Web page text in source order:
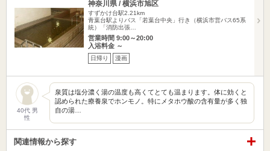
神奈川県 / 横浜市旭区
すずかけ台駅2.21km
青葉台駅よりバス「若葉台中央」行き（横浜市営バス65系
統）「消防出張…
営業時間 9:00～20:00
入浴料金 ～
日帰り 漫画
40代 男
性
泉質は塩分濃く湯の温度も高くてとても温まります。体に効くと
認められた療養泉でホンモノ。特にメタホウ酸の含有量が多く独
自の湯…
関連情報から探す